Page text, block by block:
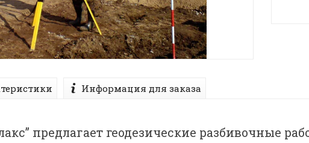
Информация для заказа
предлагает геодезические разбивочные